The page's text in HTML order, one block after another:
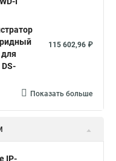
hikvision ds 2cd1148 i b
hikvision
hikvision ds
Hikvision ds 2ce16d8t
для
115 602,96 ₽
Показать больше
IP-